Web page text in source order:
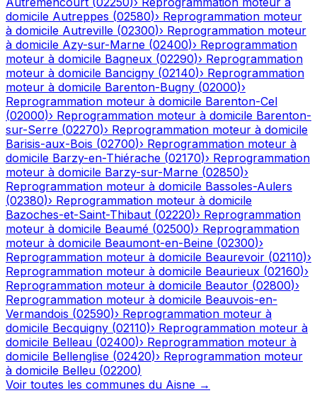
domicile Autreppes (02580)› Reprogrammation moteur
à domicile Autreville (02300)› Reprogrammation moteur
à domicile Azy-sur-Marne (02400)› Reprogrammation
moteur à domicile Bagneux (02290)› Reprogrammation
moteur à domicile Bancigny (02140)› Reprogrammation
moteur à domicile Barenton-Bugny (02000)›
Reprogrammation moteur à domicile Barenton-Cel
(02000)› Reprogrammation moteur à domicile Barenton-
sur-Serre (02270)› Reprogrammation moteur à domicile
Barisis-aux-Bois (02700)› Reprogrammation moteur à
domicile Barzy-en-Thiérache (02170)› Reprogrammation
moteur à domicile Barzy-sur-Marne (02850)›
Reprogrammation moteur à domicile Bassoles-Aulers
(02380)› Reprogrammation moteur à domicile
Bazoches-et-Saint-Thibaut (02220)› Reprogrammation
moteur à domicile Beaumé (02500)› Reprogrammation
moteur à domicile Beaumont-en-Beine (02300)›
Reprogrammation moteur à domicile Beaurevoir (02110)›
Reprogrammation moteur à domicile Beaurieux (02160)›
Reprogrammation moteur à domicile Beautor (02800)›
Reprogrammation moteur à domicile Beauvois-en-
Vermandois (02590)› Reprogrammation moteur à
domicile Becquigny (02110)› Reprogrammation moteur à
domicile Belleau (02400)› Reprogrammation moteur à
domicile Bellenglise (02420)› Reprogrammation moteur
à domicile Belleu (02200)
Voir toutes les communes du Aisne →